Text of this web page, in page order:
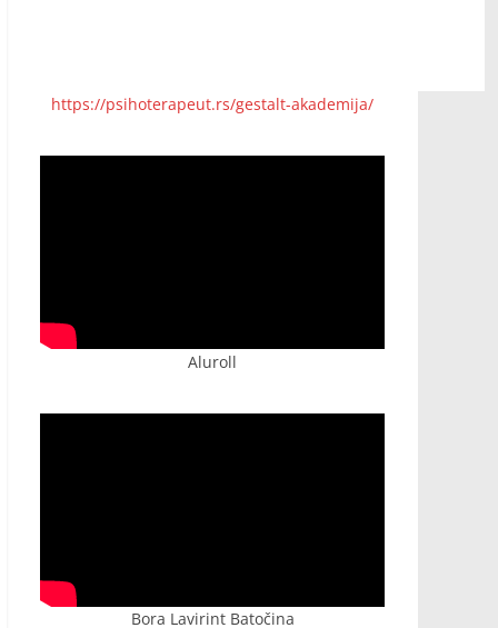
https://psihoterapeut.rs/gestalt-akademija/
Aluroll
Bora Lavirint Batočina